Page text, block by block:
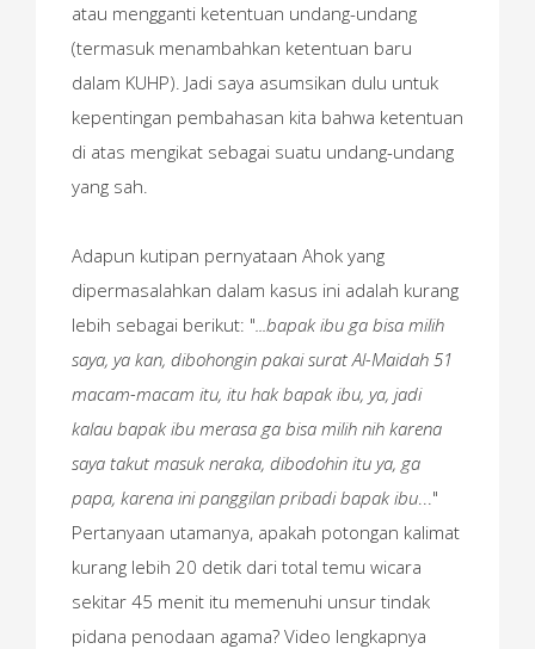
atau mengganti ketentuan undang-undang
(termasuk menambahkan ketentuan baru
dalam KUHP). Jadi saya asumsikan dulu untuk
kepentingan pembahasan kita bahwa ketentuan
di atas mengikat sebagai suatu undang-undang
yang sah.
Adapun kutipan pernyataan Ahok yang
dipermasalahkan dalam kasus ini adalah kurang
lebih sebagai berikut: "...bapak ibu ga bisa milih
saya, ya kan, dibohongin pakai surat Al-Maidah 51
macam-macam itu, itu hak bapak ibu, ya, jadi
kalau bapak ibu merasa ga bisa milih nih karena
saya takut masuk neraka, dibodohin itu ya, ga
papa, karena ini panggilan pribadi bapak ibu..."
Pertanyaan utamanya, apakah potongan kalimat
kurang lebih 20 detik dari total temu wicara
sekitar 45 menit itu memenuhi unsur tindak
pidana penodaan agama? Video lengkapnya